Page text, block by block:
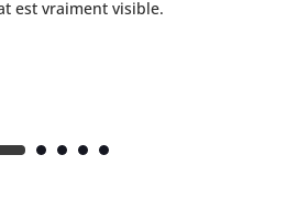
est vraiment visible.